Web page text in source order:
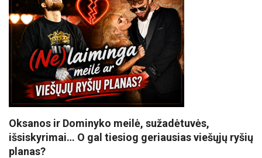
Oksanos ir Dominyko meilė, sužadėtuvės,
išsiskyrimai… O gal tiesiog geriausias viešųjų ryšių
planas?